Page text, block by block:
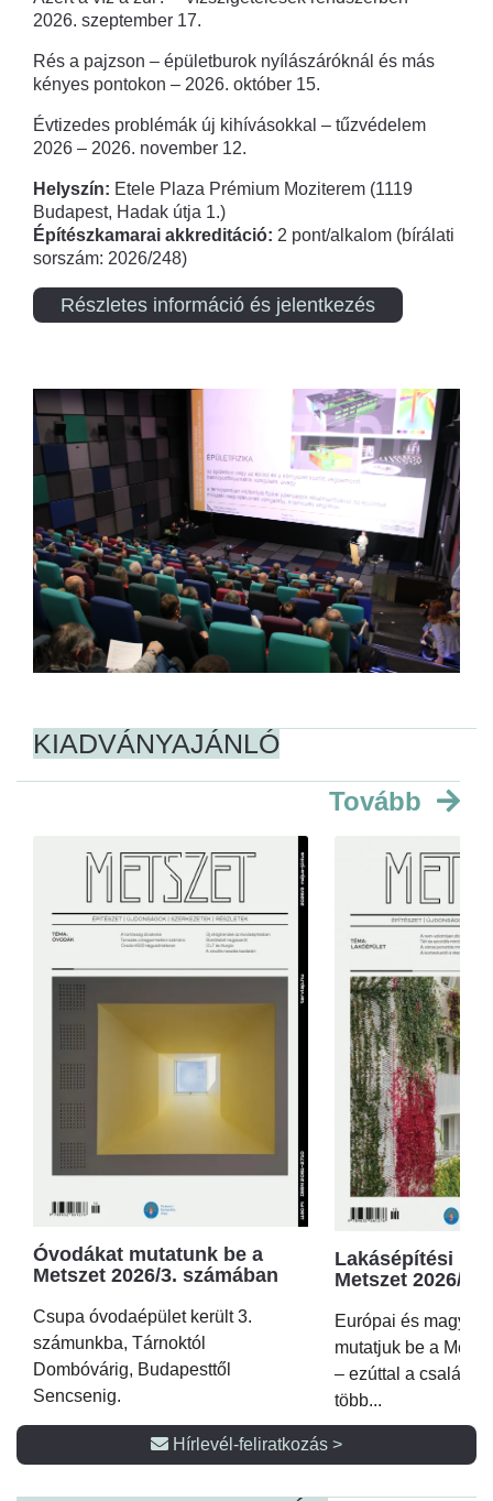
2026. szeptember 17.
Rés a pajzson – épületburok nyílászáróknál és más
kényes pontokon – 2026. október 15.
Évtizedes problémák új kihívásokkal – tűzvédelem
2026 – 2026. november 12.
Helyszín: Etele Plaza Prémium Moziterem (1119
Budapest, Hadak útja 1.)
Építészkamarai akkreditáció: 2 pont/alkalom (bírálati
sorszám: 2026/248)
Részletes információ és jelentkezés
KIADVÁNYAJÁNLÓ
Tovább
Óvodákat mutatunk be a
Metszet 2026/3. számában
Csupa óvodaépület került 3.
számunkba, Tárnoktól
Dombóvárig, Budapesttől
Sencsenig.
Lakásépítési
Metszet 2026/2.
Európai és magyar
mutatjuk be a
– ezúttal a családi
több...
Hírlevél-feliratkozás >